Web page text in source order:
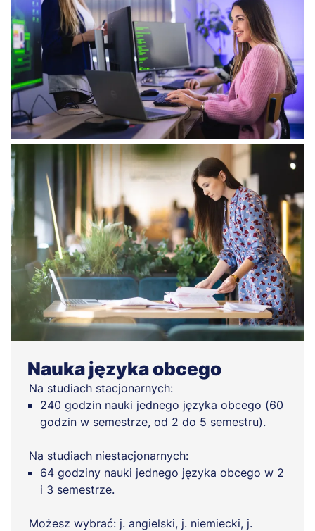
Nauka języka obcego
Na studiach stacjonarnych:
240 godzin nauki jednego języka obcego (60
godzin w semestrze, od 2 do 5 semestru).
Na studiach niestacjonarnych:
64 godziny nauki jednego języka obcego w 2
i 3 semestrze.
Możesz wybrać: j. angielski, j. niemiecki, j.